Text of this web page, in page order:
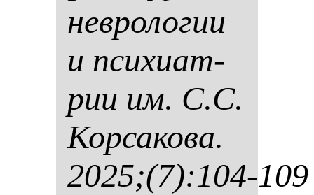
нев­ро­ло­гии
и пси­хи­ат­
рии им. С.С.
Кор­са­ко­ва.
2025;(7):104-109